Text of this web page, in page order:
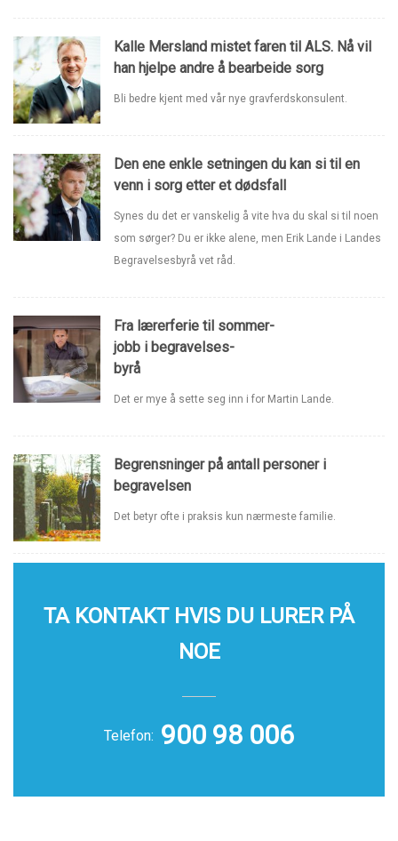
Kalle Mersland mistet faren til ALS. Nå vil
han hjelpe andre å bearbeide sorg
Bli bedre kjent med vår nye gravferdskonsulent.
Den ene enkle setningen du kan si til en
venn i sorg etter et dødsfall
Synes du det er vanskelig å vite hva du skal si til noen
som sørger? Du er ikke alene, men Erik Lande i Landes
Begravelsesbyrå vet råd.
Fra lærerferie til sommer-
jobb i begravelses-
byrå
Det er mye å sette seg inn i for Martin Lande.
Begrensninger på antall personer i
begravelsen
Det betyr ofte i praksis kun nærmeste familie.
TA KONTAKT HVIS DU LURER PÅ
NOE
Telefon: 900 98 006